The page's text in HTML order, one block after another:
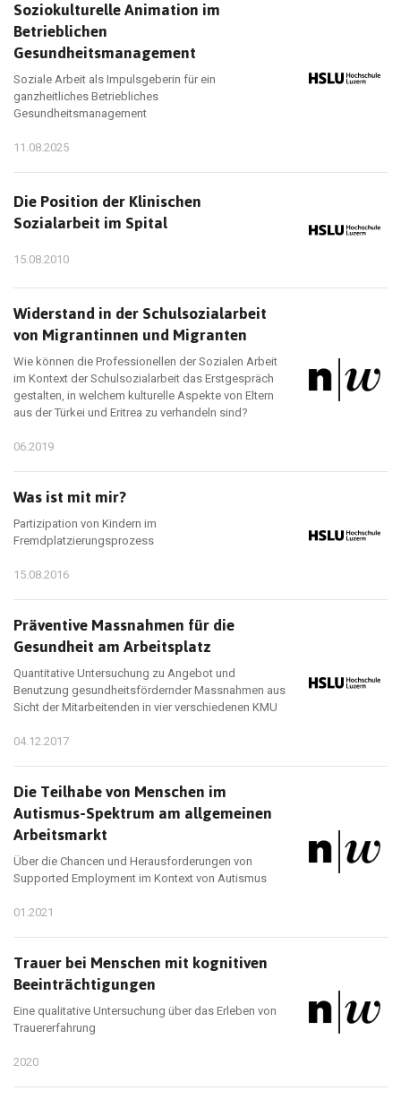
Soziokulturelle Animation im
Betrieblichen
Gesundheitsmanagement
Soziale Arbeit als Impulsgeberin für ein
ganzheitliches Betriebliches
Gesundheitsmanagement
11.08.2025
Die Position der Klinischen
Sozialarbeit im Spital
15.08.2010
Widerstand in der Schulsozialarbeit
von Migrantinnen und Migranten
Wie können die Professionellen der Sozialen Arbeit
im Kontext der Schulsozialarbeit das Erstgespräch
gestalten, in welchem kulturelle Aspekte von Eltern
aus der Türkei und Eritrea zu verhandeln sind?
06.2019
Was ist mit mir?
Partizipation von Kindern im
Fremdplatzierungsprozess
15.08.2016
Präventive Massnahmen für die
Gesundheit am Arbeitsplatz
Quantitative Untersuchung zu Angebot und
Benutzung gesundheitsfördernder Massnahmen aus
Sicht der Mitarbeitenden in vier verschiedenen KMU
04.12.2017
Die Teilhabe von Menschen im
Autismus-Spektrum am allgemeinen
Arbeitsmarkt
Über die Chancen und Herausforderungen von
Supported Employment im Kontext von Autismus
01.2021
Trauer bei Menschen mit kognitiven
Beeinträchtigungen
Eine qualitative Untersuchung über das Erleben von
Trauererfahrung
2020